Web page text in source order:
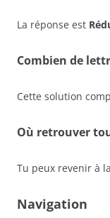
La réponse est
Combien de
Cette solution
Où retrouver
Tu peux revenir à
Navigation